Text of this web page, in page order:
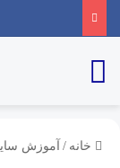
خانه / آموزش